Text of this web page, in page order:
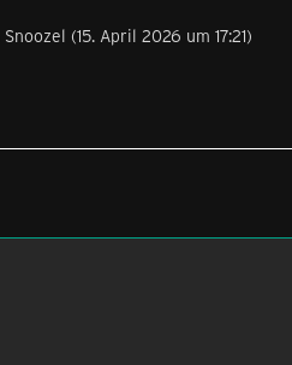
Snoozel (15. April 2026 um 17:21)